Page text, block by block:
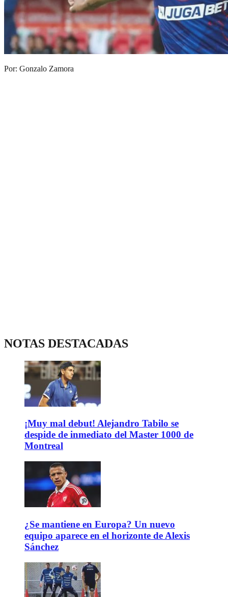
Por: Gonzalo Zamora
NOTAS DESTACADAS
¡Muy mal debut! Alejandro Tabilo se
despide de inmediato del Master 1000 de
Montreal
¿Se mantiene en Europa? Un nuevo
equipo aparece en el horizonte de Alexis
Sánchez